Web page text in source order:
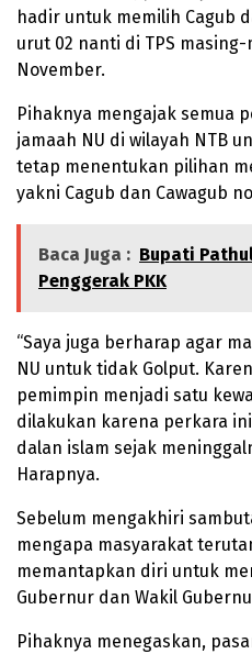
hadir untuk memilih Cagub
urut 02 nanti di TPS
November.
Pihaknya mengajak semua
jamaah NU di wilayah NTB
tetap menentukan pilihan
yakni Cagub dan Cawagub
Baca Juga : Bupati
Penggerak PKK
“Saya juga berharap agar
NU untuk tidak Golput.
pemimpin menjadi satu
dilakukan karena perkara
dalan islam sejak
Harapnya.
Sebelum mengakhiri
mengapa masyarakat
memantapkan diri untuk
Gubernur dan Wakil
Pihaknya menegaskan,